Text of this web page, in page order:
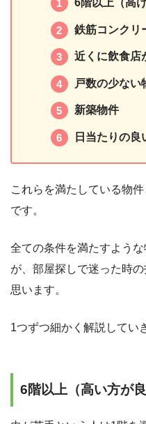
6階以上（高
鉄筋コンクリ
近くに飲食店
戸数の少ない
新築物件
日当たりの良
これらを満たしている物
です。
全ての条件を満たすよう
が、部屋探しで迷った時
思います。
1つずつ細かく解説してい
6階以上（高い方が良